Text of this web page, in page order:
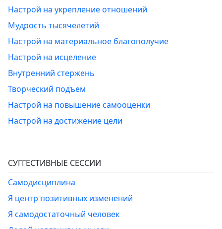
Настрой на укрепление отношений
Мудрость тысячелетий
Настрой на материальное благополучие
Настрой на исцеление
Внутренний стержень
Творческий подъем
Настрой на повышение самооценки
Настрой на достижение цели
СУГГЕСТИВНЫЕ СЕССИИ
Самодисциплина
Я центр позитивных изменений
Я самодостаточный человек